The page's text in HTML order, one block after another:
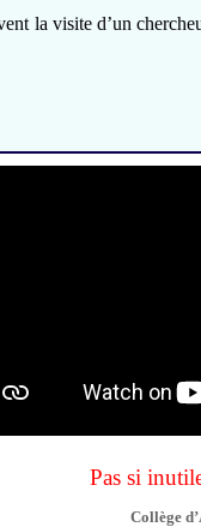
la visite d’un
Pas si
Collège